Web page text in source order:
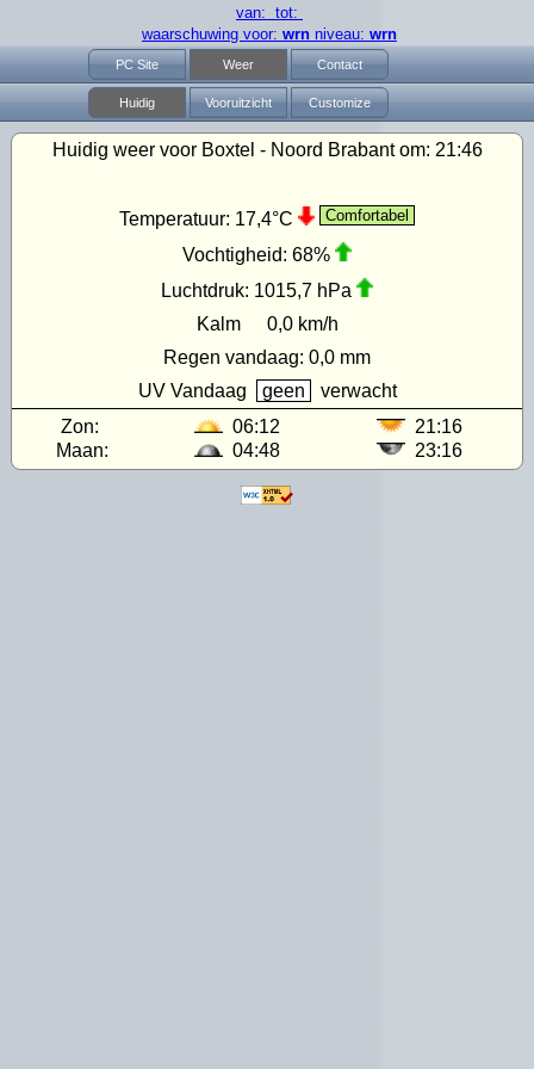
van: tot:
waarschuwing voor: wrn niveau: wrn
PC Site Weer Contact
Huidig Vooruitzicht Customize
Huidig weer voor Boxtel - Noord Brabant om: 21:46
Temperatuur: 17,4°C Comfortabel
Vochtigheid: 68%
Luchtdruk: 1015,7 hPa
Kalm
0,0 km/h
Regen vandaag: 0,0 mm
UV Vandaag geen
verwacht
Zon:
06:12
21:16
Maan:
04:48 23:16